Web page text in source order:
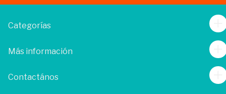
Categorías
Más información
Contactános